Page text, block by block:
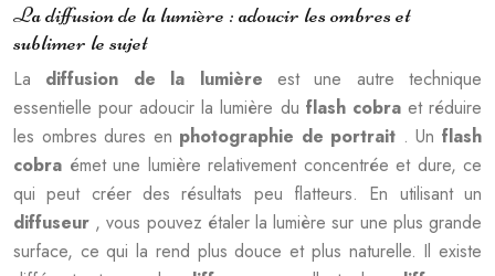
La diffusion de la lumière : adoucir les ombres et
sublimer le sujet
La diffusion de la lumière est une autre technique
essentielle pour adoucir la lumière du flash cobra et réduire
les ombres dures en photographie de portrait . Unflash
cobra émet une lumière relativement concentrée et dure, ce
qui peut créer des résultats peu flatteurs. En utilisant un
diffuseur , vous pouvez étaler la lumière sur une plus grande
surface, ce qui la rend plus douce et plus naturelle. Il existe